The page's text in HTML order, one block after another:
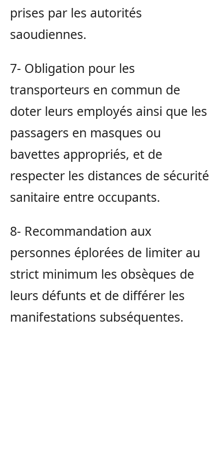
prises par les autorités
saoudiennes.
7- Obligation pour les
transporteurs en commun de
doter leurs employés ainsi que les
passagers en masques ou
bavettes appropriés, et de
respecter les distances de sécurité
sanitaire entre occupants.
8- Recommandation aux
personnes éplorées de limiter au
strict minimum les obsèques de
leurs défunts et de différer les
manifestations subséquentes.